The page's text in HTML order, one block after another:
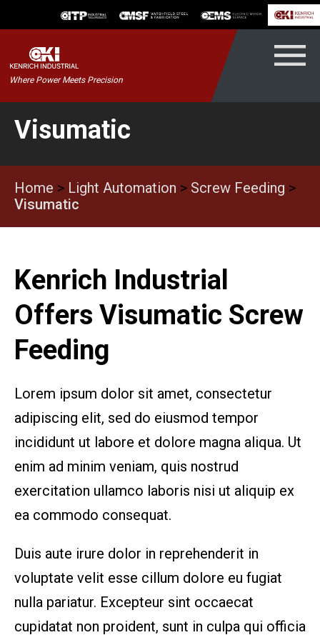
Where Power Meets Precision
Visumatic
Home > Light Automation > Screw Feeding >
Visumatic
Kenrich Industrial
Offers Visumatic Screw
Feeding
Lorem ipsum dolor sit amet, consectetur
adipiscing elit, sed do eiusmod tempor
incididunt ut labore et dolore magna aliqua. Ut
enim ad minim veniam, quis nostrud
exercitation ullamco laboris nisi ut aliquip ex
ea commodo consequat.
Duis aute irure dolor in reprehenderit in
voluptate velit esse cillum dolore eu fugiat
nulla pariatur. Excepteur sint occaecat
cupidatat non proident, sunt in culpa qui officia